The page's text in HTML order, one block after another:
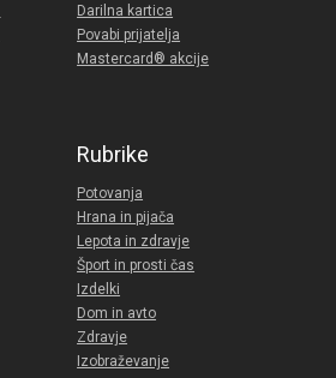
Darilna kartica
Povabi prijatelja
Mastercard® akcije
Rubrike
Potovanja
Hrana in pijača
Lepota in zdravje
Šport in prosti čas
Izdelki
Dom in avto
Zdravje
Izobraževanje